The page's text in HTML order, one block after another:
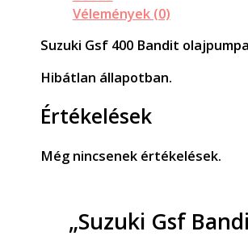
Vélemények (0)
Suzuki Gsf 400 Bandit
Hibátlan állapotban.
Értékelések
Még nincsenek értékelések.
„Suzuki Gsf